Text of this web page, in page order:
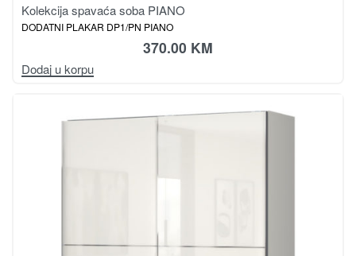
Kolekcija spavaća soba PIANO
DODATNI PLAKAR DP1/PN PIANO
370.00 KM
Dodaj u korpu